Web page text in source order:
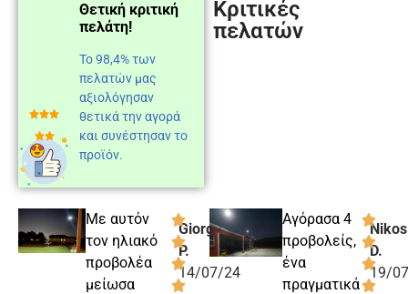
Θετική κριτική
πελάτη!
Το 98,4% των
πελατών μας
αξιολόγησαν
θετικά την αγορά
και συνέστησαν το
προϊόν.
Κριτικές
πελατών
Με αυτόν
τον ηλιακό
προβολέα
μείωσα
Giorgos
P.
14/07/24
Αγόρασα 4
προβολείς,
ένα
πραγματικά
Nikos
D.
19/